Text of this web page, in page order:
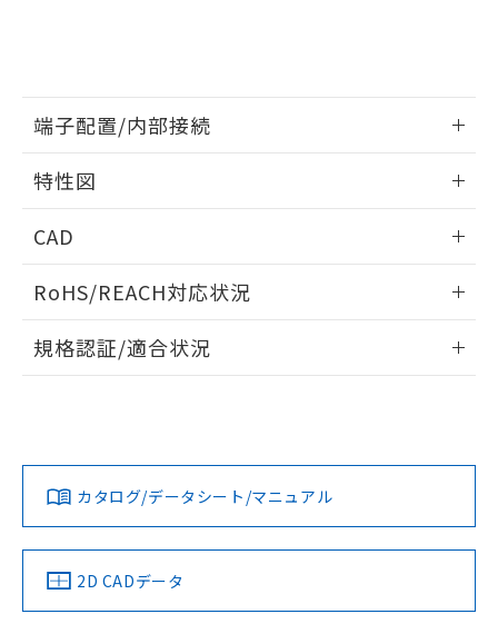
端子配置/内部接続
端子配置/内部接続
特性図
開閉容量
CAD
ドすることができます。
ログイン/会員登録
ダウンロードデータをご利用いただく前に、以下を必ずお読
みください。
ソフトウェアの使用条件
RoHS/REACH対応状況
EU RoHS 注意事項・凡例
対応済み
中国 RoHS 注意事項・凡例
規格認証/適合状況
LR型式承認
（イギリス
船舶規格）
DNV型式承認
（ノルウェー
BV型式承認
（フランス
KR型式
（韓国
Yes No No No
カタログ/データシート/マニュアル
2D CADデータ
していることから、特段のことがない限
り、2022年1月12日より割愛しておりま
す。